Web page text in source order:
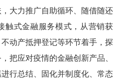
大力推广自助循环、随借随还
触式金融服务模式，从营销获
动产抵押登记等环节着手，探
把应对疫情的金融创新产品、
行总结、固化并制度化、常态